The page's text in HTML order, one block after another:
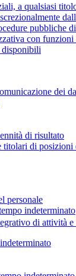
a qualsiasi
pubbliche
con
disponibili
dei
di risultato
titolari di posizioni
personale
indeterminato
di attività e